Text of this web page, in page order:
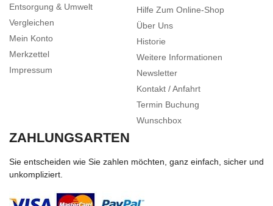
Entsorgung & Umwelt
Vergleichen
Mein Konto
Merkzettel
Impressum
Hilfe Zum Online-Shop
Über Uns
Historie
Weitere Informationen
Newsletter
Kontakt / Anfahrt
Termin Buchung
Wunschbox
ZAHLUNGSARTEN
Sie entscheiden wie Sie zahlen möchten, ganz einfach, sicher und
unkompliziert.